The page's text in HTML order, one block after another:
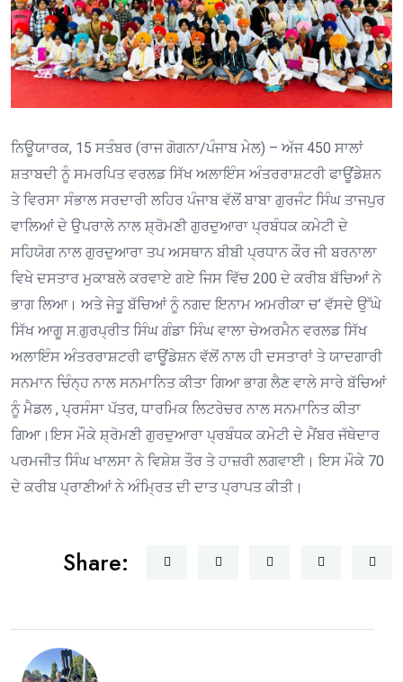
ਨਿਊਯਾਰਕ, 15 ਸਤੰਬਰ (ਰਾਜ ਗੋਗਨਾ/ਪੰਜਾਬ ਮੇਲ) – ਅੱਜ 450 ਸਾਲਾਂ
ਸ਼ਤਾਬਦੀ ਨੂੰ ਸਮਰਪਿਤ ਵਰਲਡ ਸਿੱਖ ਅਲਾਇੰਸ ਅੰਤਰਰਾਸ਼ਟਰੀ ਫਾਊਂਡੇਸ਼ਨ
ਤੇ ਵਿਰਸਾ ਸੰਭਾਲ ਸਰਦਾਰੀ ਲਹਿਰ ਪੰਜਾਬ ਵੱਲੋਂ ਬਾਬਾ ਗੁਰਜੰਟ ਸਿੰਘ ਤਾਜਪੁਰ
ਵਾਲਿਆਂ ਦੇ ਉਪਰਾਲੇ ਨਾਲ ਸ਼੍ਰੋਮਣੀ ਗੁਰਦੁਆਰਾ ਪ੍ਰਬੰਧਕ ਕਮੇਟੀ ਦੇ
ਸਹਿਯੋਗ ਨਾਲ ਗੁਰਦੁਆਰਾ ਤਪ ਅਸਥਾਨ ਬੀਬੀ ਪ੍ਰਧਾਨ ਕੌਰ ਜੀ ਬਰਨਾਲਾ
ਵਿਖੇ ਦਸਤਾਰ ਮੁਕਾਬਲੇ ਕਰਵਾਏ ਗਏ ਜਿਸ ਵਿੱਚ 200 ਦੇ ਕਰੀਬ ਬੱਚਿਆਂ ਨੇ
ਭਾਗ ਲਿਆ। ਅਤੇ ਜੇਤੂ ਬੱਚਿਆਂ ਨੂੰ ਨਗਦ ਇਨਾਮ ਅਮਰੀਕਾ ਚ’ ਵੱਸਦੇ ਉੱਘੇ
ਸਿੱਖ ਆਗੂ ਸ.ਗੁਰਪ੍ਰੀਤ ਸਿੰਘ ਗੰਡਾ ਸਿੰਘ ਵਾਲਾ ਚੇਅਰਮੈਨ ਵਰਲਡ ਸਿੱਖ
ਅਲਾਇੰਸ ਅੰਤਰਰਾਸ਼ਟਰੀ ਫਾਊਂਡੇਸ਼ਨ ਵੱਲੋਂ ਨਾਲ ਹੀ ਦਸਤਾਰਾਂ ਤੇ ਯਾਦਗਾਰੀ
ਸਨਮਾਨ ਚਿੰਨ੍ਹ ਨਾਲ ਸਨਮਾਨਿਤ ਕੀਤਾ ਗਿਆ ਭਾਗ ਲੈਣ ਵਾਲੇ ਸਾਰੇ ਬੱਚਿਆਂ
ਨੂੰ ਮੈਡਲ , ਪ੍ਰਸੰਸਾ ਪੱਤਰ, ਧਾਰਮਿਕ ਲਿਟਰੇਚਰ ਨਾਲ ਸਨਮਾਨਿਤ ਕੀਤਾ
ਗਿਆ।ਇਸ ਮੌਕੇ ਸ਼੍ਰੋਮਣੀ ਗੁਰਦੁਆਰਾ ਪ੍ਰਬੰਧਕ ਕਮੇਟੀ ਦੇ ਮੈਂਬਰ ਜੱਥੇਦਾਰ
ਪਰਮਜੀਤ ਸਿੰਘ ਖਾਲਸਾ ਨੇ ਵਿਸ਼ੇਸ਼ ਤੌਰ ਤੇ ਹਾਜ਼ਰੀ ਲਗਵਾਈ। ਇਸ ਮੌਕੇ 70
ਦੇ ਕਰੀਬ ਪ੍ਰਾਣੀਆਂ ਨੇ ਅੰਮ੍ਰਿਤ ਦੀ ਦਾਤ ਪ੍ਰਾਪਤ ਕੀਤੀ।
Share: